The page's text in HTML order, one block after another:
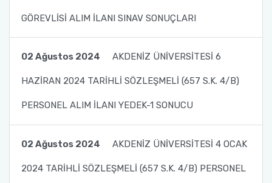
GÖREVLİSİ ALIM İLANI SINAV SONUÇLARI
02 Ağustos 2024 AKDENİZ ÜNİVERSİTESİ 6
HAZİRAN 2024 TARİHLİ SÖZLEŞMELİ (657 S.K. 4/B)
PERSONEL ALIM İLANI YEDEK-1 SONUCU
02 Ağustos 2024 AKDENİZ ÜNİVERSİTESİ 4 OCAK
2024 TARİHLİ SÖZLEŞMELİ (657 S.K. 4/B) PERSONEL